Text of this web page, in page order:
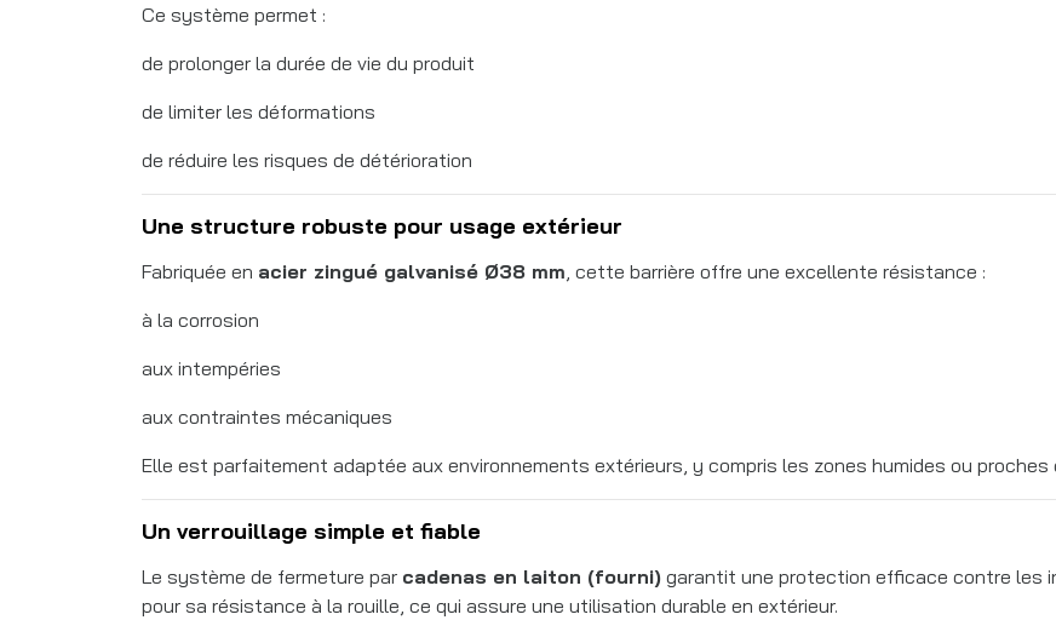
Ce système permet :
de prolonger la durée de vie du produit
de limiter les déformations
de réduire les risques de détérioration
Une structure robuste pour usage extérieur
Fabriquée en acier zingué galvanisé Ø38 mm, cette barrière offre une excellente résistance :
à la corrosion
aux intempéries
aux contraintes mécaniques
Elle est parfaitement adaptée aux environnements extérieurs, y compris les zones humides ou proches
Un verrouillage simple et fiable
Le système de fermeture par cadenas en laiton (fourni) garantit une protection efficace contre les
pour sa résistance à la rouille, ce qui assure une utilisation durable en extérieur.